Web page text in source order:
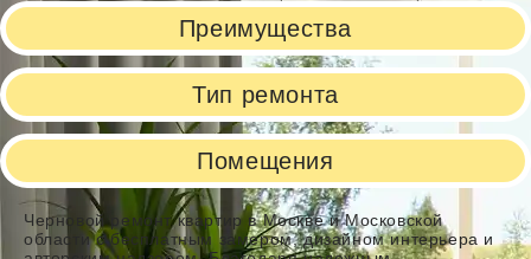
Преимущества
Тип ремонта
Помещения
Черновой ремонт квартир в Москве и Московской
области с бесплатным замером, дизайном интерьера и